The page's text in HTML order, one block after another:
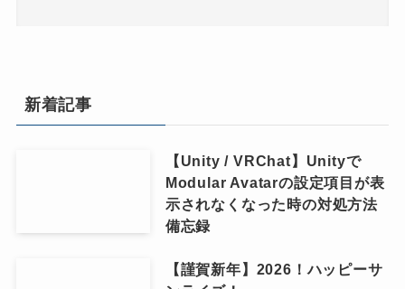
新着記事
【Unity / VRChat】Unityで
Modular Avatarの設定項目が表
示されなくなった時の対処方法
備忘録
【謹賀新年】2026！ハッピーサ